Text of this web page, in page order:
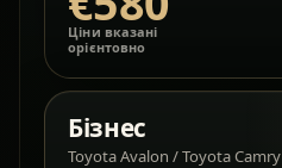
Ціни вказані
орієнтовно
Бізнес
Toyota Avalon / Toyota Camry